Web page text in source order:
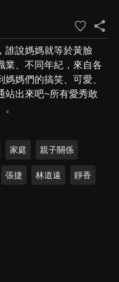
誰說媽媽就等於黃臉
業、不同年紀，來自各
媽們的搞笑、可愛、
站出來吧~所有愛秀敢
家庭 親子關係
張捷 林道遠 靜香